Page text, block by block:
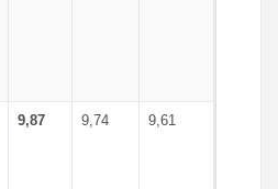
9,87 9,74 9,61